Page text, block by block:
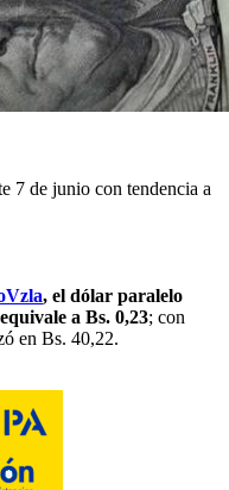
7 de junio con tendencia a
, el dólar paralelo
a Bs. 0,23; con
en Bs. 40,22.